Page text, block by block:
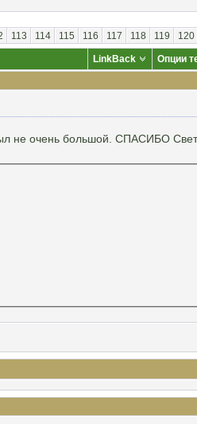
113 114 115 116 117 118 119 120
LinkBack Опции
не очень большой. СПАСИБО